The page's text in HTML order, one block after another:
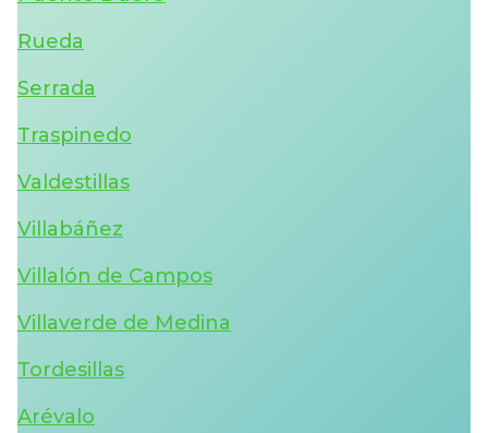
Rueda
Serrada
Traspinedo
Valdestillas
Villabáñez
Villalón de Campos
Villaverde de Medina
Tordesillas
Arévalo